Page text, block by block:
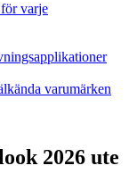
varje
varumärken
2026 ute